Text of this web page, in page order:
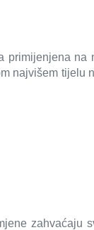
na
najvišem tijelu
zahvaćaju